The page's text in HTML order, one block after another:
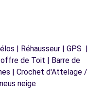
| Réhausseur | GPS |
de Toit | Barre de
| Crochet d'Attelage /
neige